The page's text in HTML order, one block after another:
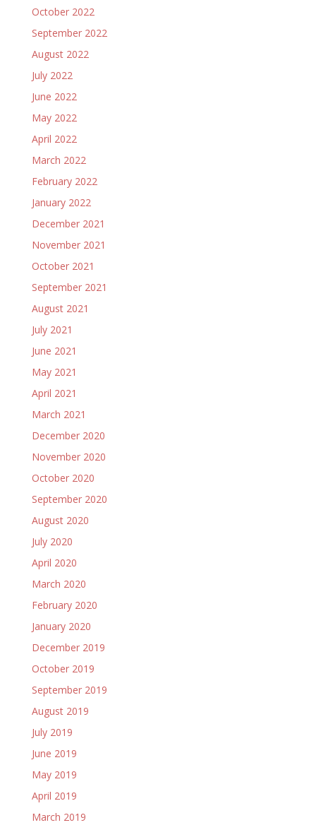
October 2022
September 2022
August 2022
July 2022
June 2022
May 2022
April 2022
March 2022
February 2022
January 2022
December 2021
November 2021
October 2021
September 2021
August 2021
July 2021
June 2021
May 2021
April 2021
March 2021
December 2020
November 2020
October 2020
September 2020
August 2020
July 2020
April 2020
March 2020
February 2020
January 2020
December 2019
October 2019
September 2019
August 2019
July 2019
June 2019
May 2019
April 2019
March 2019